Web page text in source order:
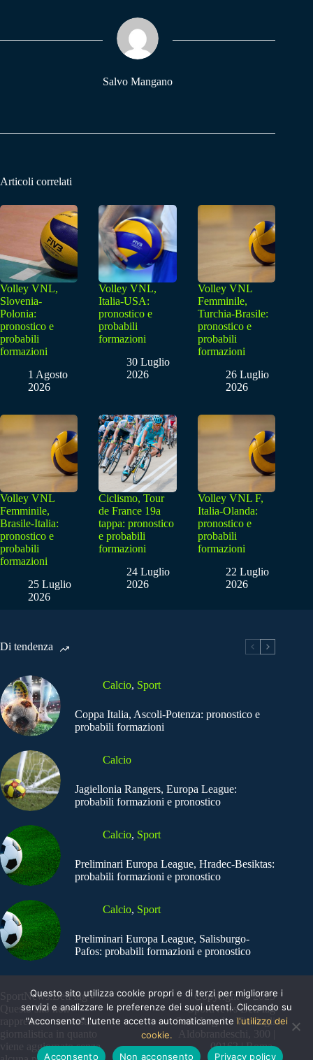
pp m
Salvo Mangano
Articoli correlati
Volley VNL,
Slovenia-
Polonia:
pronostico e
probabili
formazioni
1 Agosto
2026
Volley VNL,
Italia-USA:
pronostico e
probabili
formazioni
30 Luglio
2026
Volley VNL
Femminile,
Turchia-Brasile:
pronostico e
probabili
formazioni
26 Luglio
2026
Volley VNL
Femminile,
Brasile-Italia:
pronostico e
probabili
formazioni
25 Luglio
2026
Ciclismo, Tour
de France 19a
tappa: pronostico
e probabili
formazioni
24 Luglio
2026
Volley VNL F,
Italia-Olanda:
pronostico e
probabili
formazioni
22 Luglio
2026
Di tendenza
Calcio, Sport
Coppa Italia, Ascoli-Potenza: pronostico e
probabili formazioni
Calcio
Jagiellonia Rangers, Europa League:
probabili formazioni e pronostico
Calcio, Sport
Preliminari Europa League, Hradec-Besiktas:
probabili formazioni e pronostico
Calcio, Sport
Preliminari Europa League, Salisburgo-
Pafos: probabili formazioni e pronostico
SportNews.BetFlag -
Questo sito non
rappresenta una testata
giornalistica in quanto
viene aggiornato senza
Copyright © 2025
SportNews BetFlag
Sede Legale: Via degli
Aldobrandeschi, 300 |
00163 | Roma
Questo sito utilizza cookie propri e di terzi per migliorare i
servizi e analizzare le preferenze dei suoi utenti. Cliccando su
"Acconsento" l'utente accetta automaticamente l'utilizzo dei
cookie.
Acconsento
Non acconsento Privacy policy